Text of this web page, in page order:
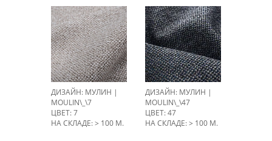
ДИЗАЙН: МУЛИН |
MOULIN\_\7
ЦВЕТ: 7
НА СКЛАДЕ: > 100 М.
ДИЗАЙН: МУЛИН |
MOULIN\_\47
ЦВЕТ: 47
НА СКЛАДЕ: > 100 М.